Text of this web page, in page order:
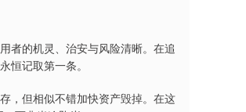
者的机灵、治安与风险清晰。在追
恒记取第一条。
，但相似不错加快资产毁掉。在这